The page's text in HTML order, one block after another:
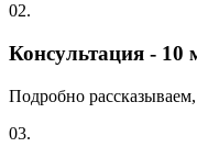
02.
Консультация - 10
Подробно
03.